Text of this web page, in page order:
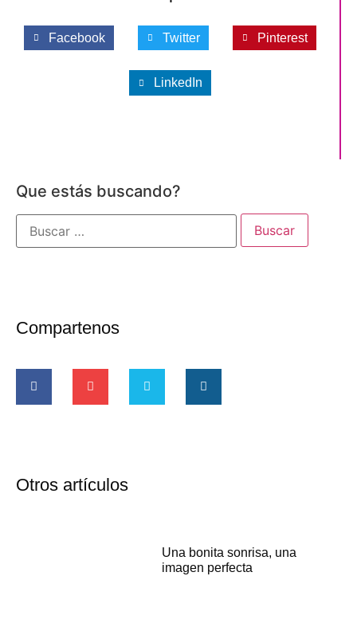
Facebook Twitter Pinterest
LinkedIn
Que estás buscando?
Compartenos
Otros artículos
Una bonita sonrisa, una
imagen perfecta